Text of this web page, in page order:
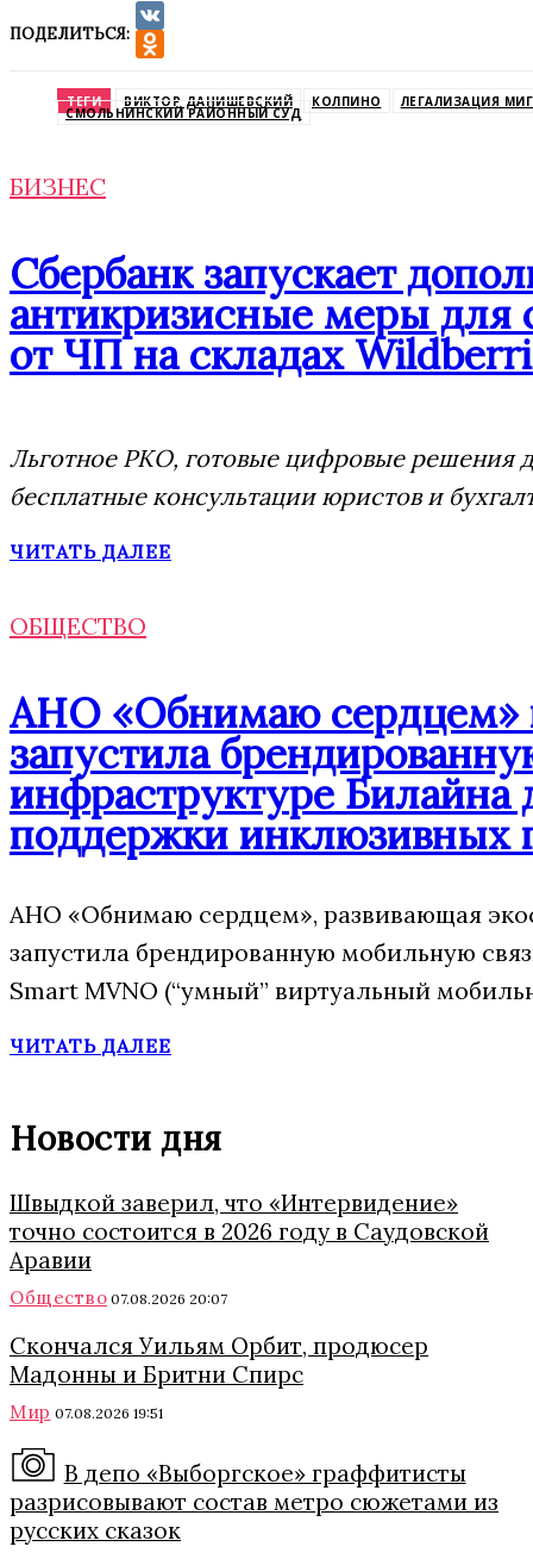
ПОДЕЛИТЬСЯ:
VK
ТЕГИ ВИКТОР ДАНИШЕВСКИЙ КОЛПИНО ЛЕГАЛИЗАЦИЯ
СМОЛЬНИНСКИЙ РАЙОННЫЙ СУД
БИЗНЕС
Сбербанк запускает
антикризисные меры для
от ЧП на складах
Льготное РКО, готовые цифровые решения
бесплатные консультации юристов и
ЧИТАТЬ ДАЛЕЕ
ОБЩЕСТВО
АНО «Обнимаю сердцем»
запустила
инфраструктуре Билайна
поддержки инклюзивных
АНО «Обнимаю сердцем», развивающая
запустила брендированную мобильную
Smart MVNO (“умный” виртуальный
ЧИТАТЬ ДАЛЕЕ
Новости дня
Швыдкой заверил, что «Интервидение»
точно состоится в 2026 году в Саудовской
Аравии
Общество 07.08.2026 20:07
Скончался Уильям Орбит, продюсер
Мадонны и Бритни Спирс
Мир 07.08.2026 19:51
В депо «Выборгское» граффитисты
разрисовывают состав метро сюжетами из
русских сказок